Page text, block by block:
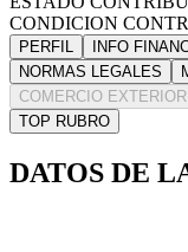
CONDICION
PERFIL INFO
NORMAS LEGALES
COMERCIO EXTERIOR
TOP RUBRO
DATOS DE